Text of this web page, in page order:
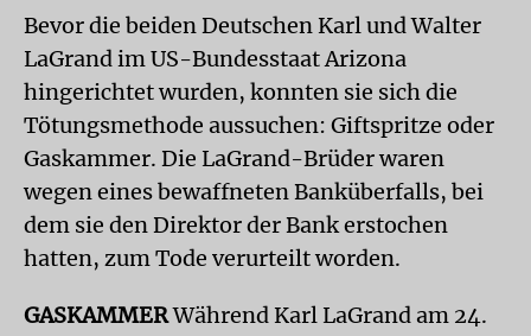
Bevor die beiden Deutschen Karl und Walter
LaGrand im US-Bundesstaat Arizona
hingerichtet wurden, konnten sie sich die
Tötungsmethode aussuchen: Giftspritze oder
Gaskammer. Die LaGrand-Brüder waren
wegen eines bewaffneten Banküberfalls, bei
dem sie den Direktor der Bank erstochen
hatten, zum Tode verurteilt worden.
GASKAMMERWährend Karl LaGrand am 24.